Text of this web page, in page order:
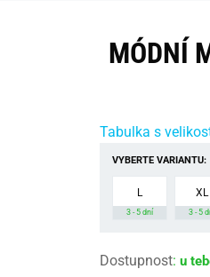
MÓDNÍ
Tabulka s
VYBERTE VARIANTU:
L
3 - 5 dní
XL
3 - 5
Dostupnost: u